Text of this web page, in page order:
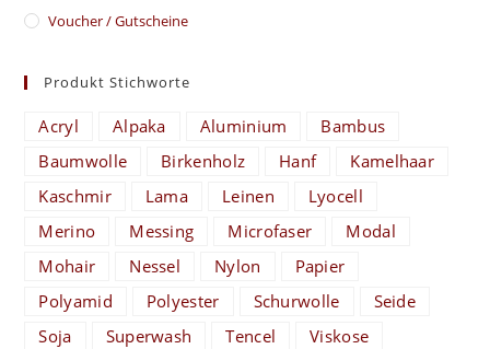
Voucher / Gutscheine
Produkt Stichworte
Acryl Alpaka Aluminium
Bambus
Baumwolle
Birkenholz Hanf
Kamelhaar
Kaschmir
Lama Leinen
Lyocell
Merino
Messing Microfaser
Modal
Mohair
Nessel Nylon
Papier
Polyamid
Polyester Schurwolle
Seide
Soja
Superwash Tencel
Viskose